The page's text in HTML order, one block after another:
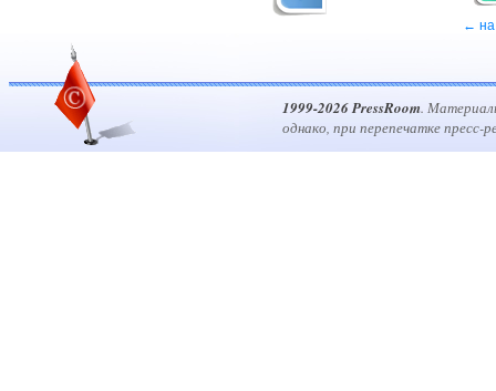
← на
1999-2026 PressRoom.
однако, при перепечатке пресс-